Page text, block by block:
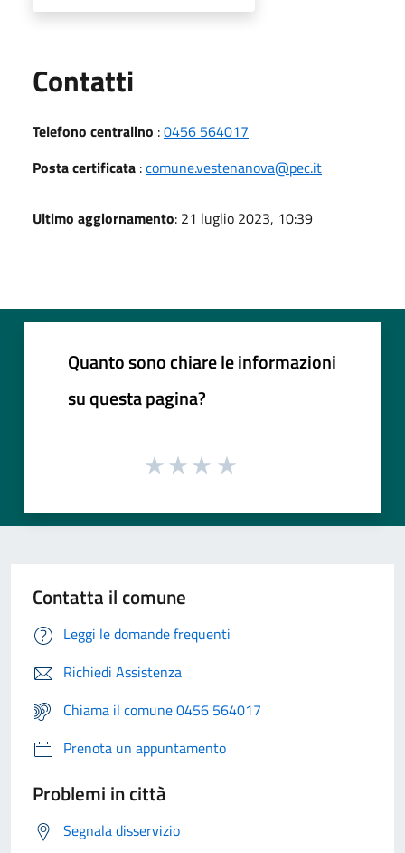
Contatti
Telefono centralino :0456 564017
Posta certificata :comune.vestenanova@pec.it
Ultimo aggiornamento: 21 luglio 2023, 10:39
Quanto sono chiare le informazioni
su questa pagina?
Contatta il comune
Leggi le domande frequenti
Richiedi Assistenza
Chiama il comune 0456 564017
Prenota un appuntamento
Problemi in città
Segnala disservizio